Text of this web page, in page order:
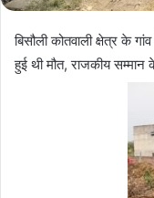
बिसौली कोतवाली क्षेत्र के
हुई थी मौत, राजकीय सम्मान